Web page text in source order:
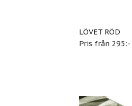
LÖVET RÖD
Pris från 295:-